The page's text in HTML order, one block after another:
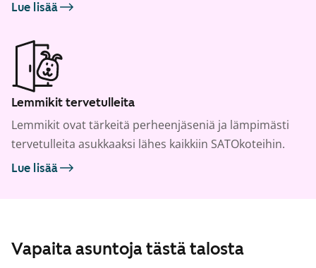
Lue lisää
Lemmikit tervetulleita
Lemmikit ovat tärkeitä perheenjäseniä ja lämpimästi
tervetulleita asukkaaksi lähes kaikkiin SATOkoteihin.
Lue lisää
Vapaita asuntoja tästä talosta
/5